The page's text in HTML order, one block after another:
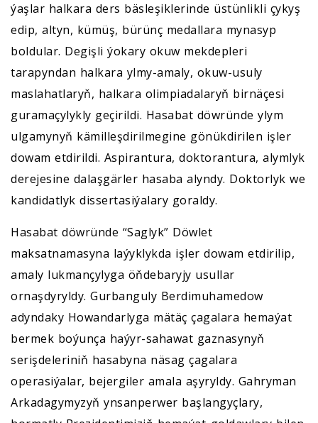
ýaşlar halkara ders bäsleşiklerinde üstünlikli çykyş
edip, altyn, kümüş, bürünç medallara mynasyp
boldular. Degişli ýokary okuw mekdepleri
tarapyndan halkara ylmy-amaly, okuw-usuly
maslahatlaryň, halkara olimpiadalaryň birnäçesi
guramaçylykly geçirildi. Hasabat döwründe ylym
ulgamynyň kämilleşdirilmegine gönükdirilen işler
dowam etdirildi. Aspirantura, doktorantura, alymlyk
derejesine dalaşgärler hasaba alyndy. Doktorlyk we
kandidatlyk dissertasiýalary goraldy.
Hasabat döwründe “Saglyk” Döwlet
maksatnamasyna laýyklykda işler dowam etdirilip,
amaly lukmançylyga öňdebaryjy usullar
ornaşdyryldy. Gurbanguly Berdimuhamedow
adyndaky Howandarlyga mätäç çagalara hemaýat
bermek boýunça haýyr-sahawat gaznasynyň
serişdeleriniň hasabyna näsag çagalara
operasiýalar, bejergiler amala aşyryldy. Gahryman
Arkadagymyzyň ynsanperwer başlangyçlary,